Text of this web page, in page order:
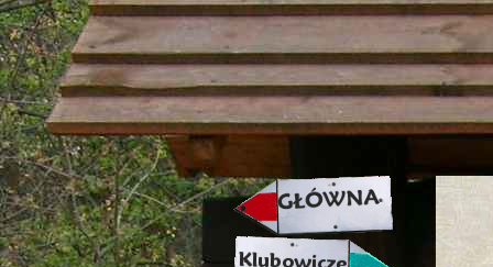
strona w naprawie zapraszamy